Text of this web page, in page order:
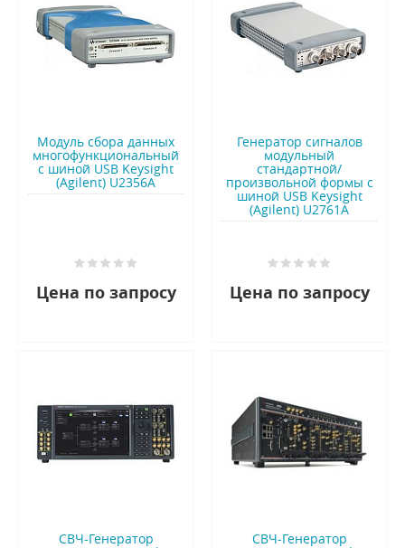
Модуль сбора данных
многофункциональный
с шиной USB Keysight
(Agilent) U2356A
Цена по запросу
Генератор сигналов
модульный
стандартной/
произвольной формы с
шиной USB Keysight
(Agilent) U2761A
Цена по запросу
СВЧ-Генератор СВЧ-Генератор